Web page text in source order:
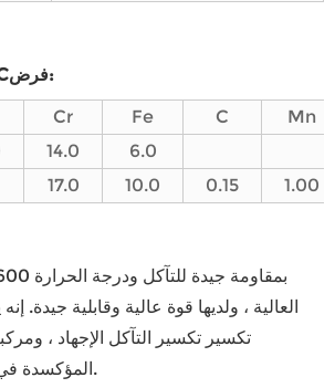
فرض:
Cr Fe C
Mn
14.0
6.0
17.0 10.0 0.15 1.00
العالية ، ولديها قوة عالية وقابلية جيدة.
تكسير تكسير التآكل الإجهاد ،
المؤكسدة في درجات حرارة عالية.